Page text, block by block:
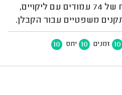
והוציא לנו דו"ח של 74 עמודים עם ליקויים,
משפטיים עבור הקבלן.
10 זמנים 10 יחס 10